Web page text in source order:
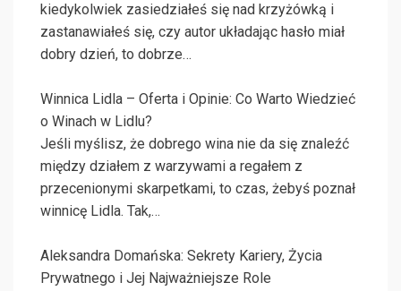
kiedykolwiek zasiedziałeś się nad krzyżówką i
zastanawiałeś się, czy autor układając hasło miał
dobry dzień, to dobrze…
Winnica Lidla – Oferta i Opinie: Co Warto Wiedzieć
o Winach w Lidlu?
Jeśli myślisz, że dobrego wina nie da się znaleźć
między działem z warzywami a regałem z
przecenionymi skarpetkami, to czas, żebyś poznał
winnicę Lidla. Tak,…
Aleksandra Domańska: Sekrety Kariery, Życia
Prywatnego i Jej Najważniejsze Role